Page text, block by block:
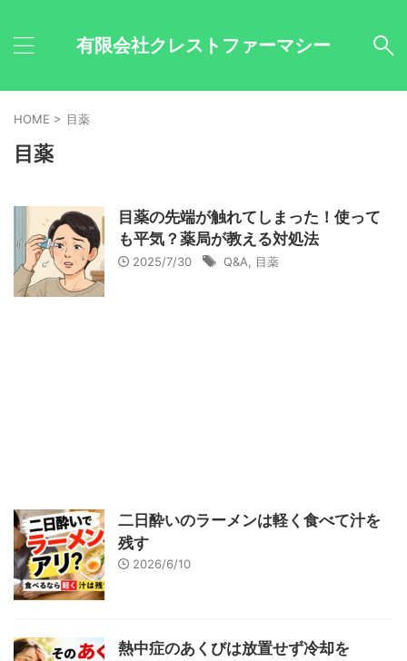
有限会社クレストファーマシー
HOME > 目薬
目薬
目薬の先端が触れてしまった！使って
も平気？薬局が教える対処法
2025/7/30 Q&A 目薬
二日酔いのラーメンは軽く食べて汁を
残す
2026/6/10
熱中症のあくびは放置せず冷却を